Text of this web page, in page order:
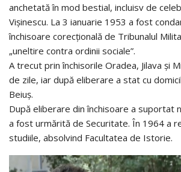
anchetată în mod bestial, incluisv de
Vişinescu. La 3 ianuarie 1953 a fost
închisoare corecţională de Tribunalul
„uneltire contra ordinii sociale”.
A trecut prin închisorile Oradea, Jilava şi
de zile, iar după eliberare a stat cu
Beiuş.
După eliberare din închisoare a suportat
a fost urmărită de Securitate. În 1964 a
studiile, absolvind Facultatea de Istorie.